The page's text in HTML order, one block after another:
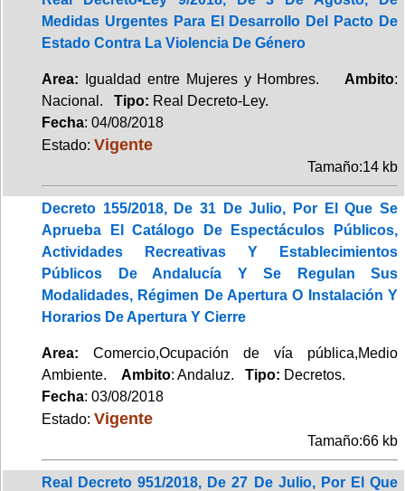
Medidas Urgentes Para El Desarrollo Del Pacto De
Estado Contra La Violencia De Género
Area: Igualdad entre Mujeres y Hombres. Ambito:
Nacional. Tipo: Real Decreto-Ley.
Fecha: 04/08/2018
Estado: Vigente
Tamaño:14 kb
Decreto 155/2018, De 31 De Julio, Por El Que Se
Aprueba El Catálogo De Espectáculos Públicos,
Actividades Recreativas Y Establecimientos
Públicos De Andalucía Y Se Regulan Sus
Modalidades, Régimen De Apertura O Instalación Y
Horarios De Apertura Y Cierre
Area: Comercio,Ocupación de vía pública,Medio
Ambiente. Ambito: Andaluz. Tipo: Decretos.
Fecha: 03/08/2018
Estado: Vigente
Tamaño:66 kb
Real Decreto 951/2018, De 27 De Julio, Por El Que